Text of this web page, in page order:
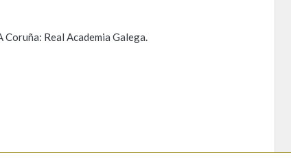
a definición
Coruña: Real Academia Galega.